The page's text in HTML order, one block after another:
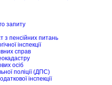
запиту
з пенсійних питань
інспекції
справ
осіб
поліції (ДПС)
інспекції